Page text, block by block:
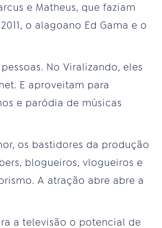
e Matheus, que faziam
o alagoano Ed Gama e o
No Viralizando, eles
E aproveitam para
e paródia de músicas
os bastidores da produção
blogueiros, vlogueiros e
A atração abre abre a
a televisão o potencial de